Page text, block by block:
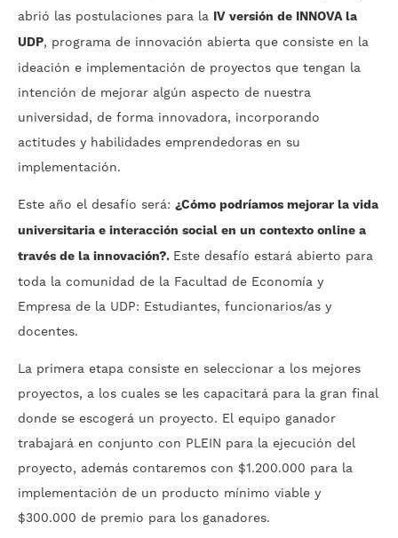
abrió las postulaciones para la IV versión de INNOVA la
UDP, programa de innovación abierta que consiste en la
ideación e implementación de proyectos que tengan la
intención de mejorar algún aspecto de nuestra
universidad, de forma innovadora, incorporando
actitudes y habilidades emprendedoras en su
implementación.
Este año el desafío será: ¿Cómo podríamos mejorar la vida
universitaria e interacción social en un contexto online a
través de la innovación?. Este desafío estará abierto para
toda la comunidad de la Facultad de Economía y
Empresa de la UDP: Estudiantes, funcionarios/as y
docentes.
La primera etapa consiste en seleccionar a los mejores
proyectos, a los cuales se les capacitará para la gran final
donde se escogerá un proyecto. El equipo ganador
trabajará en conjunto con PLEIN para la ejecución del
proyecto, además contaremos con $1.200.000 para la
implementación de un producto mínimo viable y
$300.000 de premio para los ganadores.